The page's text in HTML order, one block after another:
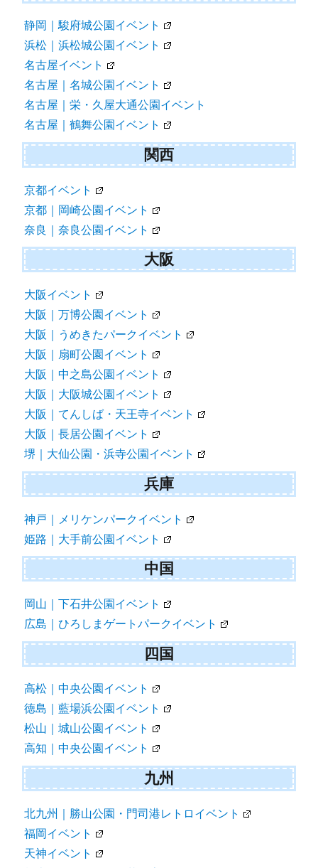
静岡｜駿府城公園イベント
浜松｜浜松城公園イベント
名古屋イベント
名古屋｜名城公園イベント
名古屋｜栄・久屋大通公園イベント
名古屋｜鶴舞公園イベント
関西
京都イベント
京都｜岡崎公園イベント
奈良｜奈良公園イベント
大阪
大阪イベント
大阪｜万博公園イベント
大阪｜うめきたパークイベント
大阪｜扇町公園イベント
大阪｜中之島公園イベント
大阪｜大阪城公園イベント
大阪｜てんしば・天王寺イベント
大阪｜長居公園イベント
堺｜大仙公園・浜寺公園イベント
兵庫
神戸｜メリケンパークイベント
姫路｜大手前公園イベント
中国
岡山｜下石井公園イベント
広島｜ひろしまゲートパークイベント
四国
高松｜中央公園イベント
徳島｜藍場浜公園イベント
松山｜城山公園イベント
高知｜中央公園イベント
九州
北九州｜勝山公園・門司港レトロイベント
福岡イベント
天神イベント